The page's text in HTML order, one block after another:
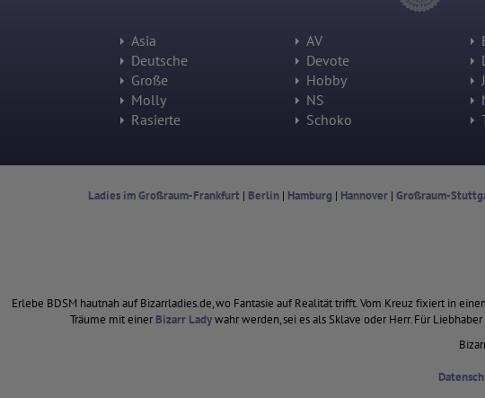
Hotjar Limited,
Erhobene
Datum
Gerätetyp
IP-Adresse
Eindeutige
Ort der
Rechtliche
Art. 6 Abs. 1
Asia AV
Deutsche
Devote
Große
Hobby
Molly
NS
Rasierte
Schoko
Ladies im Großraum-Frankfurt | Berlin| Hamburg | Hannover| Großraum-
Erlebe BDSM hautnah auf Bizarrladies.de, wo Fantasie auf Realität trifft. Vom Kreuz fixiert in
Träume mit einer Bizarr Ladywahr werden, sei es als Sklave oder Herr. Für